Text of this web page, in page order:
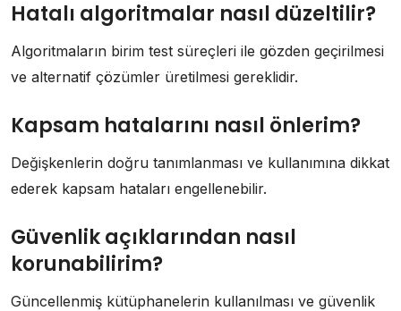
Hatalı algoritmalar nasıl düzeltilir?
Algoritmaların birim test süreçleri ile gözden geçirilmesi
ve alternatif çözümler üretilmesi gereklidir.
Kapsam hatalarını nasıl önlerim?
Değişkenlerin doğru tanımlanması ve kullanımına dikkat
ederek kapsam hataları engellenebilir.
Güvenlik açıklarından nasıl
korunabilirim?
Güncellenmiş kütüphanelerin kullanılması ve güvenlik